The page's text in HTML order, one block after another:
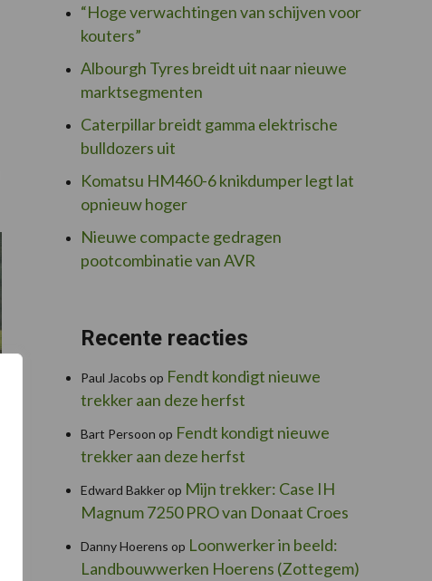
“Hoge verwachtingen van schijven voor
kouters”
Albourgh Tyres breidt uit naar nieuwe
marktsegmenten
Caterpillar breidt gamma elektrische
bulldozers uit
Komatsu HM460-6 knikdumper legt lat
opnieuw hoger
Nieuwe compacte gedragen
pootcombinatie van AVR
Recente reacties
Paul Jacobs op Fendt kondigt nieuwe
trekker aan deze herfst
Bart Persoon op Fendt kondigt nieuwe
trekker aan deze herfst
Edward Bakkerop Mijn trekker: Case IH
Magnum 7250 PRO van Donaat Croes
Danny Hoerens op Loonwerker in beeld:
Landbouwwerken Hoerens (Zottegem)